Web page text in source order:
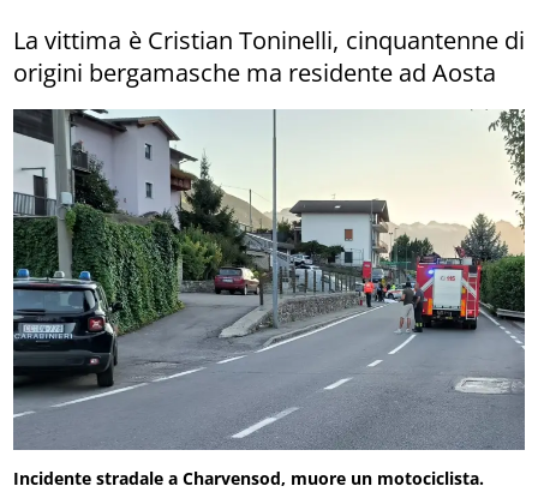
La vittima è Cristian Toninelli, cinquantenne di
origini bergamasche ma residente ad Aosta
Incidente stradale a Charvensod, muore un motociclista.